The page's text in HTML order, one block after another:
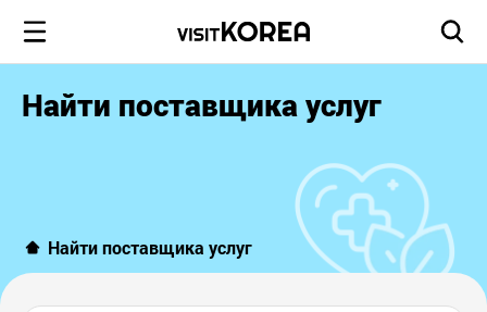
Найти поставщика услуг
Найти поставщика услуг